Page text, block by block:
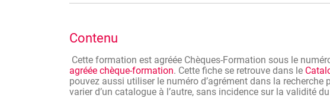
Contenu
Cette formation est agréée Chèques-Formation sous le
agréée chèque-formation. Cette fiche se retrouve dans le
pouvez aussi utiliser le numéro d’agrément dans la
varier d’un catalogue à l’autre, sans incidence sur la validité